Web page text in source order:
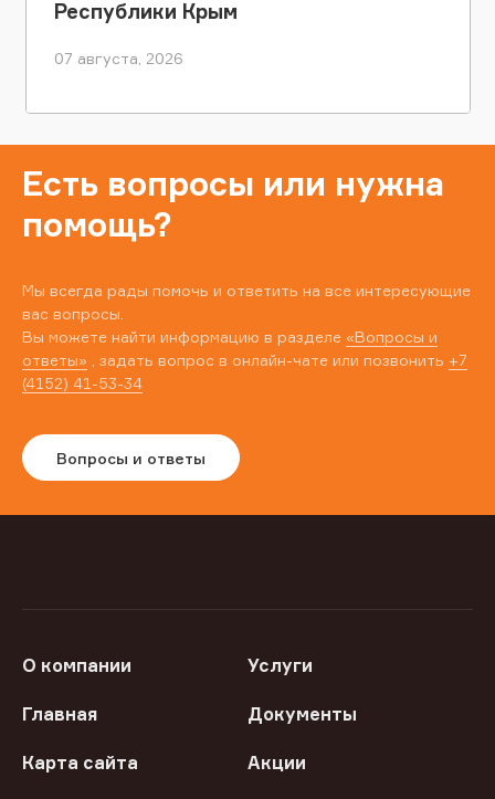
Республики Крым
07 августа, 2026
Есть вопросы или нужна
помощь?
Мы всегда рады помочь и ответить на все интересующие
вас вопросы.
Вы можете найти информацию в разделе «Вопросы и
ответы» , задать вопрос в онлайн-чате или позвонить +7
(4152) 41-53-34
Вопросы и ответы
О компании Услуги
Главная Документы
Карта сайта Акции